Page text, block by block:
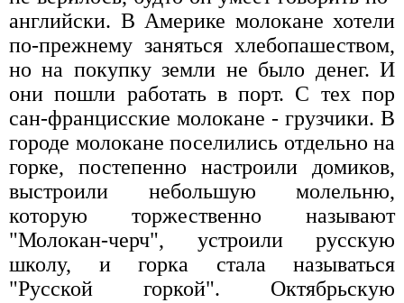
английски. В Америке молокане хотели
по-прежнему заняться хлебопашеством,
но на покупку земли не было денег. И
они пошли работать в порт. С тех пор
сан-францисские молокане - грузчики. В
городе молокане поселились отдельно на
горке, постепенно настроили домиков,
выстроили небольшую молельню,
которую торжественно называют
"Молокан-черч", устроили русскую
школу, и горка стала называться
"Русской горкой". Октябрьскую